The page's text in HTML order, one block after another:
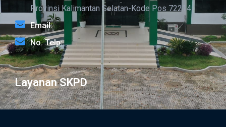
Provinsi Kalimantan Selatan-Kode Pos 72214
Email:
No. Telp:
Layanan SKPD